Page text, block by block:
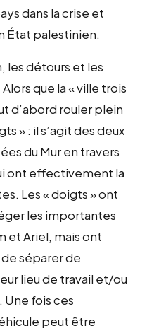
dans la crise et
État palestinien.
les détours et les
que la « ville trois
d’abord rouler plein
» : il s’agit des deux
du Mur en travers
ont effectivement la
Les « doigts » ont
les importantes
et Ariel, mais ont
séparer de
lieu de travail et/ou
Une fois ces
peut être